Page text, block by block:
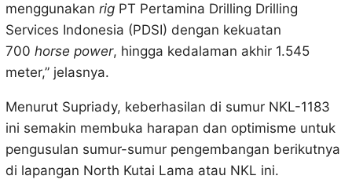
menggunakan rigPT Pertamina Drilling Drilling
Services Indonesia (PDSI) dengan kekuatan
700 horse power, hingga kedalaman akhir 1.545
meter,” jelasnya.
Menurut Supriady, keberhasilan di sumur NKL-1183
ini semakin membuka harapan dan optimisme untuk
pengusulan sumur-sumur pengembangan berikutnya
di lapangan North Kutai Lama atau NKL ini.